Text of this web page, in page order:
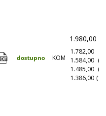
dostupno KOM
1.980,00
1.782,00
1.584,00
1.485,00
1.386,00